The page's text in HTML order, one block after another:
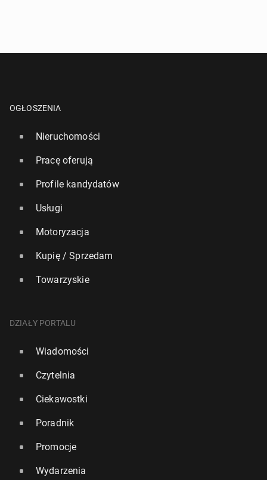
OGŁOSZENIA
Nieruchomości
Pracę oferują
Profile kandydatów
Usługi
Motoryzacja
Kupię / Sprzedam
Towarzyskie
DZIAŁY PORTALU
Wiadomości
Czytelnia
Ciekawostki
Poradnik
Promocje
Wydarzenia